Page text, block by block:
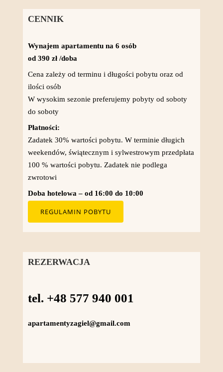
CENNIK
Wynajem apartamentu na 6 osób
od 390 zł /doba
Cena zależy od terminu i długości pobytu oraz od
ilości osób
W wysokim sezonie preferujemy pobyty od soboty
do soboty
Płatności:
Zadatek 30% wartości pobytu. W terminie długich
weekendów, świątecznym i sylwestrowym przedpłata
100 % wartości pobytu. Zadatek nie podlega
zwrotowi
Doba hotelowa – od 16:00 do 10:00
REGULAMIN POBYTU
REZERWACJA
tel. +48 577 940 001
apartamentyzagiel@gmail.com